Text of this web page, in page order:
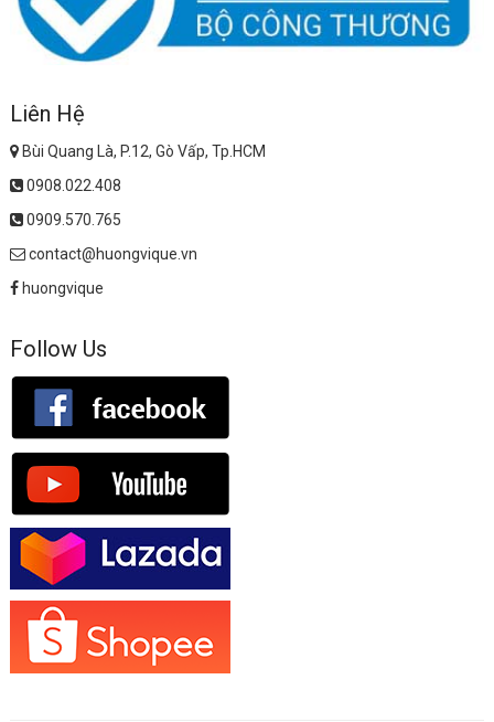
Liên Hệ
Bùi Quang Là, P.12, Gò Vấp, Tp.HCM
0908.022.408
0909.570.765
contact@huongvique.vn
huongvique
Follow Us